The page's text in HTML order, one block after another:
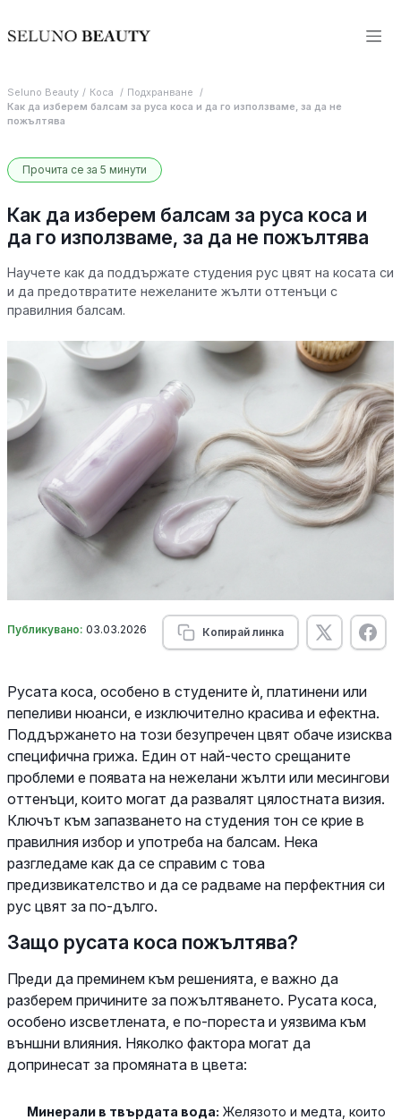
Seluno Beauty Коса
Подхранване
Как да изберем балсам за руса коса и да го използваме, за да не
пожълтява
Прочита се за 5 минути
Как да изберем балсам за руса коса и
да го използваме, за да не пожълтява
Научете как да поддържате студения рус цвят на косата си
и да предотвратите нежеланите жълти оттенъци с
правилния балсам.
Публикувано: 03.03.2026 Копирай линка
Русата коса, особено в студените ѝ, платинени или
пепеливи нюанси, е изключително красива и ефектна.
Поддържането на този безупречен цвят обаче изисква
специфична грижа. Един от най-често срещаните
проблеми е появата на нежелани жълти или месингови
оттенъци, които могат да развалят цялостната визия.
Ключът към запазването на студения тон се крие в
правилния избор и употреба на балсам. Нека
разгледаме как да се справим с това
предизвикателство и да се радваме на перфектния си
рус цвят за по-дълго.
Защо русата коса пожълтява?
Преди да преминем към решенията, е важно да
разберем причините за пожълтяването. Русата коса,
особено изсветлената, е по-пореста и уязвима към
външни влияния. Няколко фактора могат да
допринесат за промяната в цвета:
Минерали в твърдата вода: Желязото и медта, които